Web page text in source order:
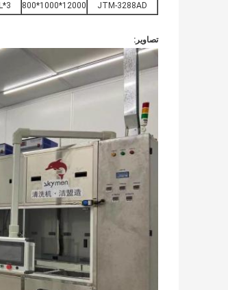
JTM-3288AD
12000*1000*800
تصاویر: